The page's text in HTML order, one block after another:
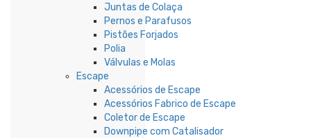
Juntas de Colaça
Pernos e Parafusos
Pistões Forjados
Polia
Válvulas e Molas
Escape
Acessórios de Escape
Acessórios Fabrico de Escape
Coletor de Escape
Downpipe com Catalisador